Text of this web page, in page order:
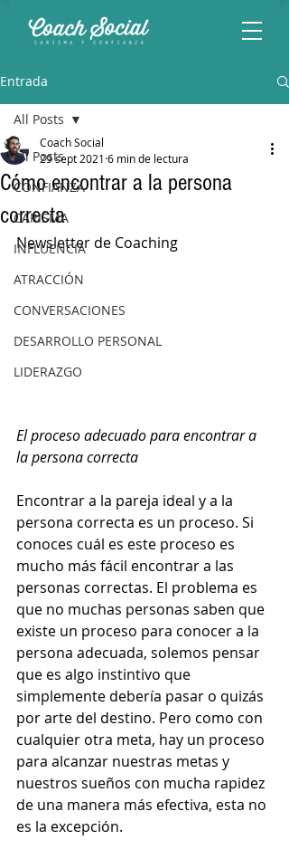
Entrada
All Posts
CONFIANZA
CARISMA
INFLUENCIA
ATRACCIÓN
CONVERSACIONES
DESARROLLO PERSONAL
LIDERAZGO
All Posts
Cómo encontrar a la persona
correcta
Coach Social
29 sept 2021 6 min de lectura
Newsletter de Coaching
El proceso adecuado para encontrar a
la persona correcta
Encontrar a la pareja ideal y a la
persona correcta es un proceso. Si
conoces cuál es este proceso es
mucho más fácil encontrar a las
personas correctas. El problema es
que no muchas personas saben que
existe un proceso para conocer a la
persona adecuada, solemos pensar
que es algo instintivo que
simplemente debería pasar o quizás
por arte del destino. Pero como con
cualquier otra meta, hay un proceso
para alcanzar nuestras metas y
nuestros sueños con mucha rapidez
de una manera más efectiva, esta no
es la excepción.